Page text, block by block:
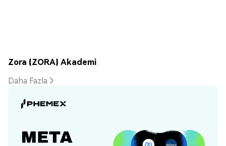
Zora (ZORA) Akademi
Daha Fazla